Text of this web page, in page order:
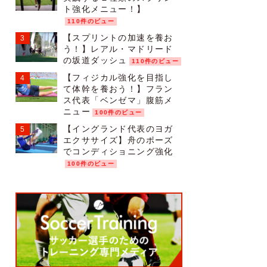
ト強化メニュー！】
110件のビュー
【スプリントの加速を養お
う！】レアル・マドリード
の坂道ダッシュ
110件のビュー
【フィジカル強化を目指し
て体幹を養おう！】フラン
ス代表「ベンゼマ」腹筋メ
ニュー
100件のビュー
【イングランド代表のヨガ
エクササイズ】舟のポーズ
でコンディショニング強化
100件のビュー